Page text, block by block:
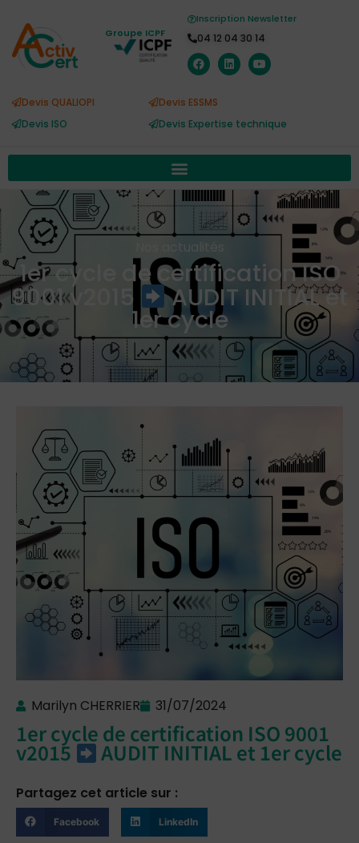
Inscription Newsletter
04 12 04 30 14
Groupe ICPF
Devis QUALIOPI
Devis ISO
Devis ESSMS
Devis Expertise technique
Nos actualités
1er cycle de certification ISO
9001 v2015 AUDIT INITIAL et
1er cycle
Marilyn CHERRIER 31/07/2024
1er cycle de certification ISO 9001
v2015 AUDIT INITIAL et 1er cycle
Partagez cet article sur :
Facebook LinkedIn